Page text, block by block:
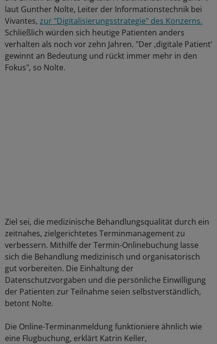
laut Gunther Nolte, Leiter der Informationstechnik bei
Vivantes, zur "Digitalisierungsstrategie" des Konzerns.
Schließlich würden sich heutige Patienten anders
verhalten als noch vor zehn Jahren. "Der ,digitale Patient‘
gewinnt an Bedeutung und rückt immer mehr in den
Fokus", so Nolte.
Ziel sei, die medizinische Behandlungsqualität durch ein
zeitnahes, zielgerichtetes Terminmanagement zu
verbessern. Mithilfe der Termin-Onlinebuchung lasse
sich die Behandlung medizinisch und organisatorisch
gut vorbereiten. Die Einhaltung der
Datenschutzvorgaben und die persönliche Einwilligung
der Patienten zur Teilnahme seien selbstverständlich,
betont Nolte.
Die Online-Terminanmeldung funktioniere ähnlich wie
eine Flugbuchung, erklärt Katrin Keller,